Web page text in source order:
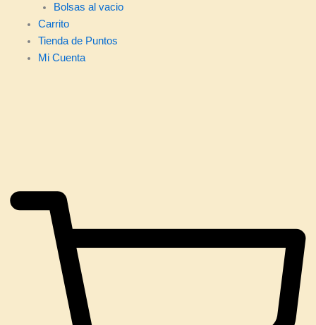
Bolsas al vacio
Carrito
Tienda de Puntos
Mi Cuenta